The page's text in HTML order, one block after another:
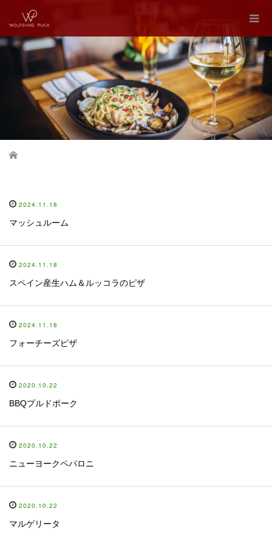
Home
2024.11.18
マッシュルーム
2024.11.18
スペイン産生ハム＆ルッコラのピザ
2024.11.18
フォーチーズピザ
2020.10.22
BBQプルドポーク
2020.10.22
ニューヨークペパロニ
2020.10.22
マルゲリータ